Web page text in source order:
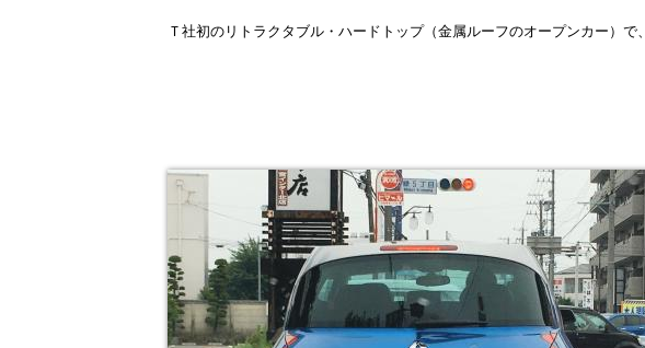
Ｔ社初のリトラクタブル・ハードトップ（金属ルーフのオープンカー）で、